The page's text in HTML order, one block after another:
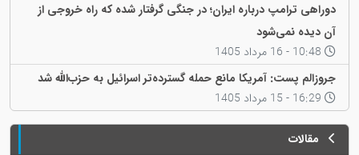
دوراهی ترامپ درباره ایران؛ در جنگی گرفتار شده که راه خروجی از
آن دیده نمی‌شود
جروزالم پست: آمریکا مانع حمله گسترده‌تر اسرائیل به حزب‌الله شد
مقالات